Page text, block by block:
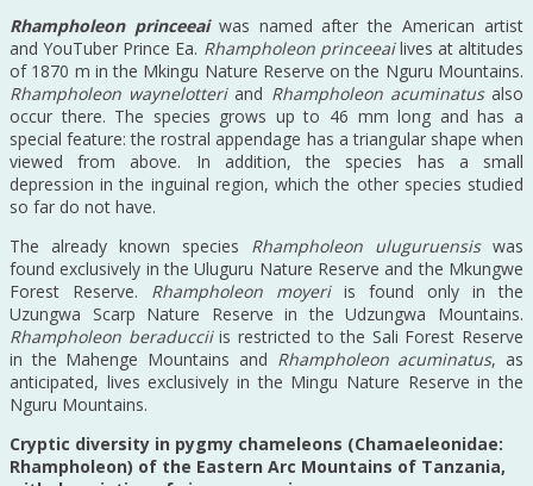
Rhampholeon princeeaiwas named after the American artist
and YouTuber Prince Ea. Rhampholeon princeeailives at altitudes
of 1870 m in the Mkingu Nature Reserve on the Nguru Mountains.
Rhampholeon waynelotteriand Rhampholeon acuminatusalso
occur there. The species grows up to 46 mm long and has a
special feature: the rostral appendage has a triangular shape when
viewed from above. In addition, the species has a small
depression in the inguinal region, which the other species studied
so far do not have.
The already known species Rhampholeon uluguruensiswas
found exclusively in the Uluguru Nature Reserve and the Mkungwe
Forest Reserve. Rhampholeon moyeriis found only in the
Uzungwa Scarp Nature Reserve in the Udzungwa Mountains.
Rhampholeon beraducciiis restricted to the Sali Forest Reserve
in the Mahenge Mountains and Rhampholeon acuminatus, as
anticipated, lives exclusively in the Mingu Nature Reserve in the
Nguru Mountains.
Cryptic diversity in pygmy chameleons (Chamaeleonidae:
Rhampholeon) of the Eastern Arc Mountains of Tanzania,